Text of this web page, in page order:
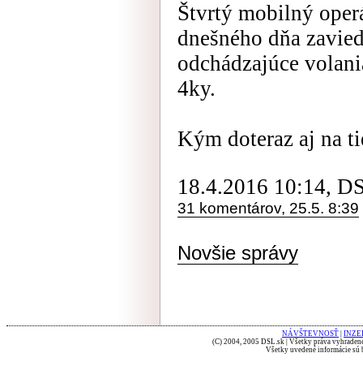
Štvrtý mobilný
dnešného dňa
odchádzajúce
4ky.
Kým doteraz aj na
18.4.2016 10:14,
31 komentárov, 25.5. 8:39
Novšie správy
NÁVŠTEVNOSŤ
(C) 2004, 2005 DSL.sk | Všetky práva
Všetky uvedené informácie sú